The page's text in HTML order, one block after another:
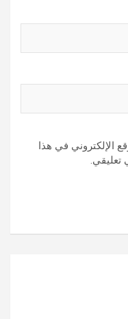
الإلكتروني في هذا
تعليقي.